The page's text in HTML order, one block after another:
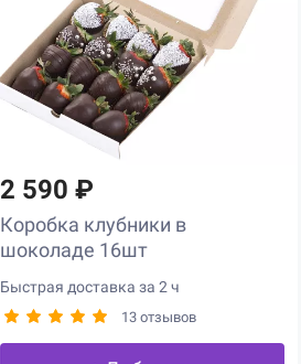
2 590 ₽
Коробка клубники в
шоколаде 16шт
Быстрая доставка за 2 ч
13 отзывов